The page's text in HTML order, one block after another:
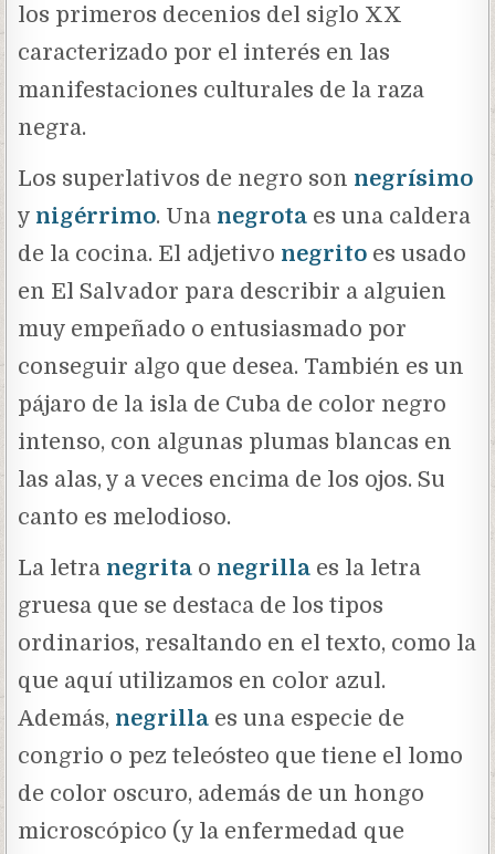
los primeros decenios del siglo XX
caracterizado por el interés en las
manifestaciones culturales de la raza
negra.
Los superlativos de negro son negrísimo
y nigérrimo. Una negrota es una caldera
de la cocina. El adjetivo negrito es usado
en El Salvador para describir a alguien
muy empeñado o entusiasmado por
conseguir algo que desea. También es un
pájaro de la isla de Cuba de color negro
intenso, con algunas plumas blancas en
las alas, y a veces encima de los ojos. Su
canto es melodioso.
La letra negrita o negrilla es la letra
gruesa que se destaca de los tipos
ordinarios, resaltando en el texto, como la
que aquí utilizamos en color azul.
Además, negrilla es una especie de
congrio o pez teleósteo que tiene el lomo
de color oscuro, además de un hongo
microscópico (y la enfermedad que